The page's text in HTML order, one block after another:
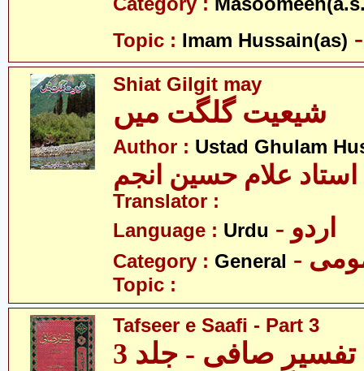
Topic : Imam Hussain(as)
Shiat Gilgit may
شیعیت گلگت میں
Author : Ustad Ghulam
استاد علام حسین انجم
Translator :
Language : Urdu - اردو
Category : General
Topic :
Tafseer e Saafi - Part 3
تفسیرِ صافی - جلد 3